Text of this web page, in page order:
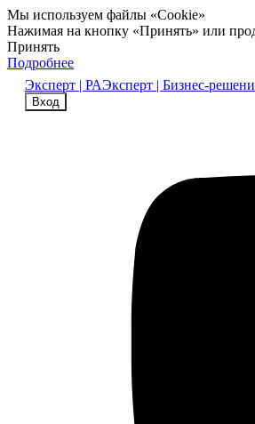
Мы используем файлы «Cookie»
Нажимая на кнопку «Принять» или
Принять
Подробнее
Эксперт | РАЭксперт | Бизнес-
Вход